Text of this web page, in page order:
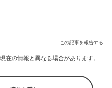
この記事を報告する
在の情報と異なる場合があります。